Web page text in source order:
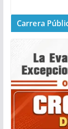
Carrera